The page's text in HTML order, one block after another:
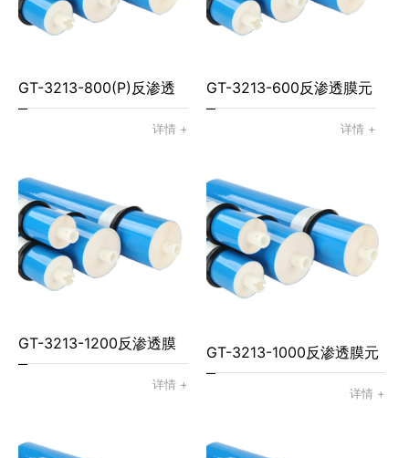
GT-3213-800(P)反渗透
详情 +
GT-3213-600反渗透膜元
详情 +
GT-3213-1200反渗透膜
详情 +
GT-3213-1000反渗透膜元
详情 +